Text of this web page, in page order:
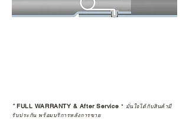
*FULL WARRANTY & After Service * มั่นใจได้กับสินค้ามี
รับประกัน พร้อมบริการหลังการขาย